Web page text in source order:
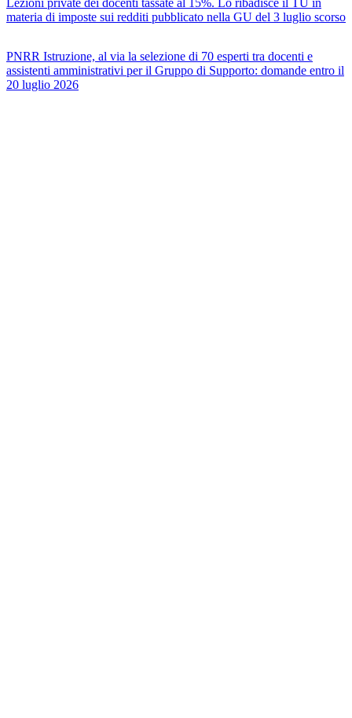
materia di imposte sui redditi pubblicato nella GU del 3 luglio scorso
PNRR Istruzione, al via la selezione di 70 esperti tra docenti e
assistenti amministrativi per il Gruppo di Supporto: domande entro il
20 luglio 2026